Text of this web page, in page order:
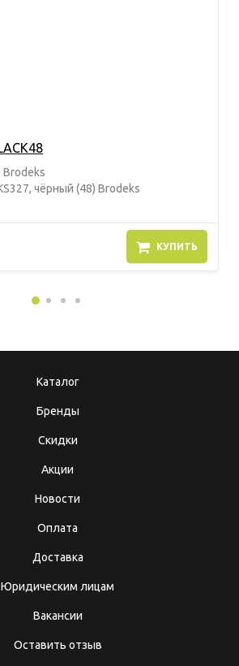
чёрный (48) Brodeks
КУПИТЬ
Каталог
Бренды
Скидки
Акции
Новости
Оплата
Доставка
Юридическим лицам
Вакансии
Оставить отзыв